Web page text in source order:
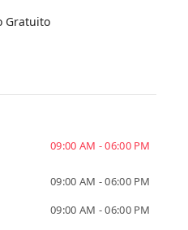
Gratuito
09:00 AM - 06:00 PM
09:00 AM - 06:00 PM
09:00 AM - 06:00 PM